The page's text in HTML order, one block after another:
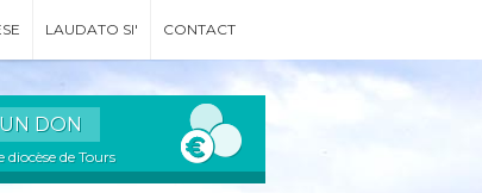
LAUDATO SI' CONTACT
DON
diocèse de Tours